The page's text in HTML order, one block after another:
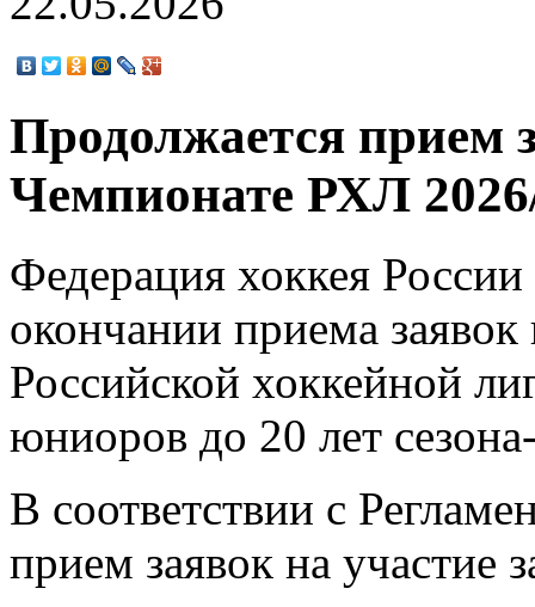
Продолжается прием
Чемпионате РХЛ
Федерация хоккея
окончании приема
Российской хоккейной
юниоров до 20 лет
В соответствии с
прием заявок на участие